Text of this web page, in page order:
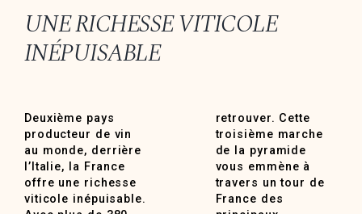
UNE RICHESSE VITICOLE
INÉPUISABLE
Deuxième pays
producteur de vin
au monde, derrière
l’Italie, la France
offre une richesse
viticole inépuisable.
retrouver. Cette
troisième marche
de la pyramide
vous emmène à
travers un tour de
France des